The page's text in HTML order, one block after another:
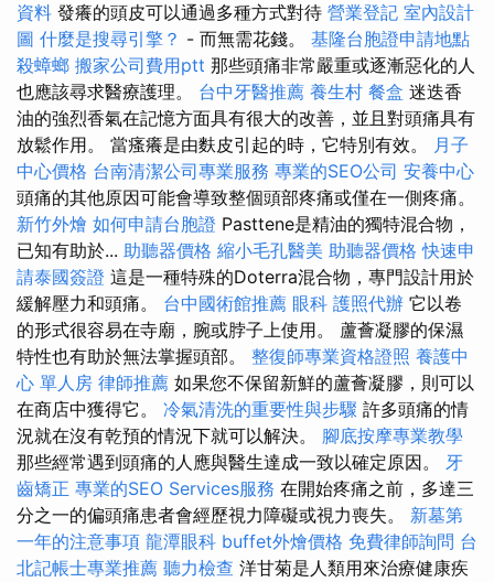
資料 發癢的頭皮可以通過多種方式對待 營業登記 室內設計
圖 什麼是搜尋引擎？ - 而無需花錢。 基隆台胞證申請地點
殺蟑螂 搬家公司費用ptt 那些頭痛非常嚴重或逐漸惡化的人
也應該尋求醫療護理。 台中牙醫推薦 養生村 餐盒 迷迭香
油的強烈香氣在記憶方面具有很大的改善，並且對頭痛具有
放鬆作用。 當瘙癢是由麩皮引起的時，它特別有效。 月子
中心價格 台南清潔公司專業服務 專業的SEO公司 安養中心
頭痛的其他原因可能會導致整個頭部疼痛或僅在一側疼痛。
新竹外燴 如何申請台胞證 Pasttene是精油的獨特混合物，
已知有助於... 助聽器價格 縮小毛孔醫美 助聽器價格 快速申
請泰國簽證 這是一種特殊的Doterra混合物，專門設計用於
緩解壓力和頭痛。 台中國術館推薦 眼科 護照代辦 它以卷
的形式很容易在寺廟，腕或脖子上使用。 蘆薈凝膠的保濕
特性也有助於無法掌握頭部。 整復師專業資格證照 養護中
心 單人房 律師推薦 如果您不保留新鮮的蘆薈凝膠，則可以
在商店中獲得它。 冷氣清洗的重要性與步驟 許多頭痛的情
況就在沒有乾預的情況下就可以解決。 腳底按摩專業教學
那些經常遇到頭痛的人應與醫生達成一致以確定原因。 牙
齒矯正 專業的SEO Services服務 在開始疼痛之前，多達三
分之一的偏頭痛患者會經歷視力障礙或視力喪失。 新墓第
一年的注意事項 龍潭眼科 buffet外燴價格 免費律師詢問 台
北記帳士專業推薦 聽力檢查 洋甘菊是人類用來治療健康疾